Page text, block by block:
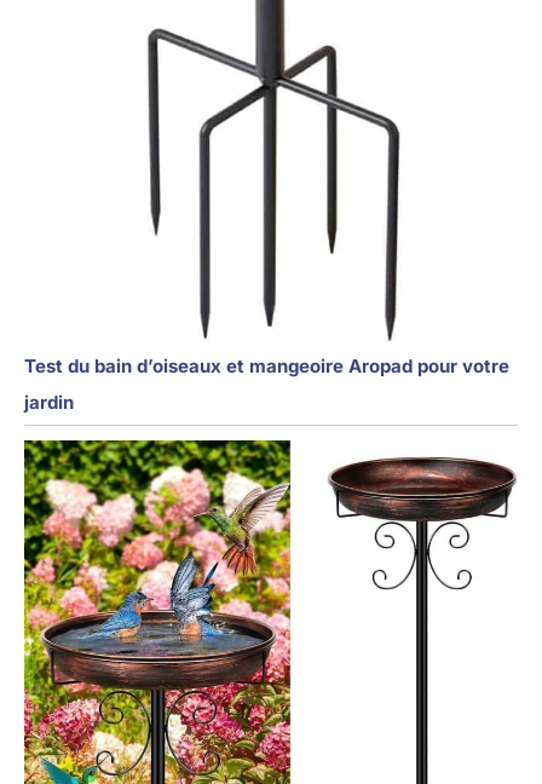
Test du bain d’oiseaux et mangeoire Aropad pour votre
jardin